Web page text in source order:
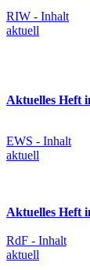
RIW - Inhalt
aktuell
Aktuelles Heft
EWS - Inhalt
aktuell
Aktuelles Heft
RdF - Inhalt
aktuell